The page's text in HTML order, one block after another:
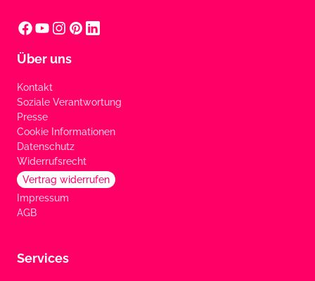
Über uns
Kontakt
Soziale Verantwortung
Presse
Cookie Informationen
Datenschutz
Widerrufsrecht
Vertrag widerrufen
Impressum
AGB
Services